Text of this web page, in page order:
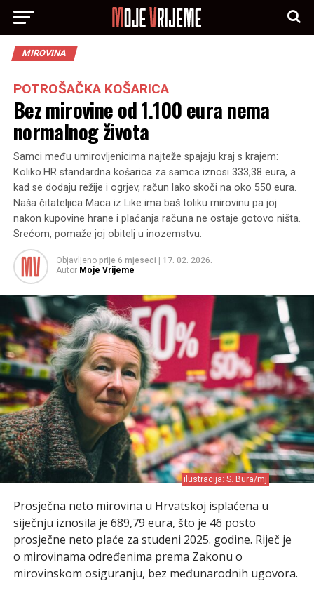
MIROVINA
POTROŠAČKA KOŠARICA
Bez mirovine od 1.100 eura nema
normalnog života
Samci među umirovljenicima najteže spajaju kraj s krajem:
Koliko.HR standardna košarica za samca iznosi 333,38 eura, a
kad se dodaju režije i ogrjev, račun lako skoči na oko 550 eura.
Naša čitateljica Maca iz Like ima baš toliku mirovinu pa joj
nakon kupovine hrane i plaćanja računa ne ostaje gotovo ništa.
Srećom, pomaže joj obitelj u inozemstvu.
Objavljeno prije 6 mjeseci
17. 02. 2026.
Autor Moje Vrijeme
ilustracija: S. Bura/mj
Prosječna neto mirovina u Hrvatskoj isplaćena u
siječnju iznosila je 689,79 eura, što je 46 posto
prosječne neto plaće za studeni 2025. godine. Riječ je
o mirovinama određenima prema Zakonu o
mirovinskom osiguranju, bez međunarodnih ugovora.